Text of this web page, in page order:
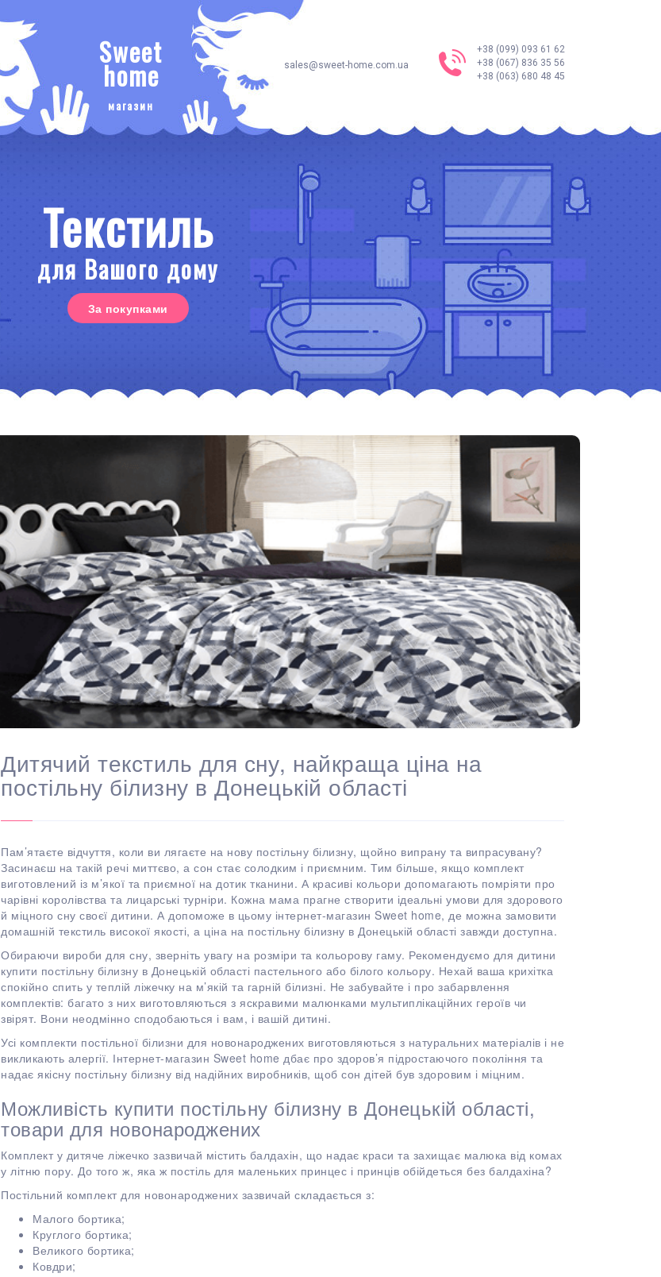
Sweet
home
магазин
sales@sweet-home.com.ua
+38 (099) 093 61 62
+38 (067) 836 35 56
+38 (063) 680 48 45
Текстиль
для Вашого дому
За покупками
Дитячий текстиль для сну, найкраща ціна на
постільну білизну в Донецькій області
Пам’ятаєте відчуття, коли ви лягаєте на нову постільну білизну, щойно випрану та випрасувану?
Засинаєш на такій речі миттєво, а сон стає солодким і приємним. Тим більше, якщо комплект
виготовлений із м’якої та приємної на дотик тканини. А красиві кольори допомагають помріяти про
чарівні королівства та лицарські турніри. Кожна мама прагне створити ідеальні умови для здорового
й міцного сну своєї дитини. А допоможе в цьому інтернет-магазин Sweet home, де можна замовити
домашній текстиль високої якості, а ціна на постільну білизну в Донецькій області завжди доступна.
Обираючи вироби для сну, зверніть увагу на розміри та кольорову гаму. Рекомендуємо для дитини
купити постільну білизну в Донецькій області пастельного або білого кольору. Нехай ваша крихітка
спокійно спить у теплій ліжечку на м’якій та гарній білизні. Не забувайте і про забарвлення
комплектів: багато з них виготовляються з яскравими малюнками мультиплікаційних героїв чи
звірят. Вони неодмінно сподобаються і вам, і вашій дитині.
Усі комплекти постільної білизни для новонароджених виготовляються з натуральних матеріалів і не
викликають алергії. Інтернет-магазин Sweet home дбає про здоров’я підростаючого покоління та
надає якісну постільну білизну від надійних виробників, щоб сон дітей був здоровим і міцним.
Можливість купити постільну білизну в Донецькій області,
товари для новонароджених
Комплект у дитяче ліжечко зазвичай містить балдахін, що надає краси та захищає малюка від комах
у літню пору. До того ж, яка ж постіль для маленьких принцес і принців обійдеться без балдахіна?
Постільний комплект для новонароджених зазвичай складається з:
Малого бортика;
Круглого бортика;
Великого бортика;
Ковдри;